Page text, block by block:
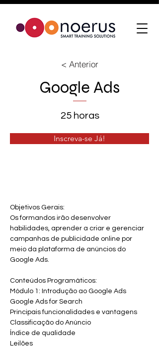
< Anterior
Google Ads
25 horas
Inscreva-se Já!
Objetivos Gerais:
Os formandos irão desenvolver
habilidades, aprender a criar e gerenciar
campanhas de publicidade online por
meio da plataforma de anúncios do
Google Ads.
Conteúdos Programáticos:
Módulo 1: Introdução ao Google Ads
Google Ads for Search
Principais funcionalidades e vantagens
Classificação do Anúncio
Índice de qualidade
Leilões